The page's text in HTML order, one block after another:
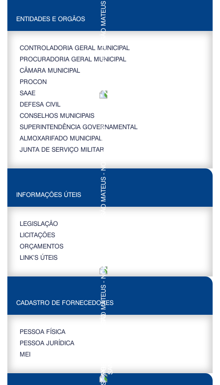
ENTIDADES E ORGÃOS
CONTROLADORIA GERAL MUNICIPAL
PROCURADORIA GERAL MUNICIPAL
CÂMARA MUNICIPAL
PROCON
SAAE
DEFESA CIVIL
CONSELHOS MUNICIPAIS
SUPERINTENDÊNCIA GOVERNAMENTAL
ALMOXARIFADO MUNICIPAL
JUNTA DE SERVIÇO MILITAR
INFORMAÇÕES ÚTEIS
LEGISLAÇÃO
LICITAÇÕES
ORÇAMENTOS
LINK’S ÚTEIS
CADASTRO DE FORNECEDORES
PESSOA FÍSICA
PESSOA JURÍDICA
MEI